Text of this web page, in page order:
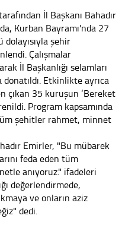
İl Başkanı Bahadır
Kurban Bayramı'nda 27
şehir
Çalışmalar
İl Başkanlığı selamları
Etkinlikte ayrıca
çıkan 35 kuruşun ‘Bereket
Program kapsamında
şehitler rahmet, minnet
Emirler, "Bu mübarek
feda eden tüm
anıyoruz." ifadeleri
değerlendirmede,
ve onların aziz
dedi.